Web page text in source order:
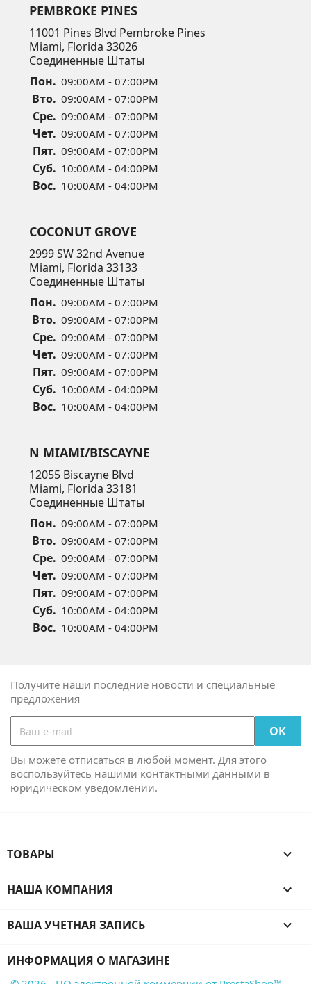
PEMBROKE PINES
11001 Pines Blvd Pembroke Pines
Miami, Florida 33026
Соединенные Штаты
Пон. 09:00AM - 07:00PM
Вто. 09:00AM - 07:00PM
Сре. 09:00AM - 07:00PM
Чет. 09:00AM - 07:00PM
Пят. 09:00AM - 07:00PM
Суб. 10:00AM - 04:00PM
Вос. 10:00AM - 04:00PM
COCONUT GROVE
2999 SW 32nd Avenue
Miami, Florida 33133
Соединенные Штаты
Пон. 09:00AM - 07:00PM
Вто. 09:00AM - 07:00PM
Сре. 09:00AM - 07:00PM
Чет. 09:00AM - 07:00PM
Пят. 09:00AM - 07:00PM
Суб. 10:00AM - 04:00PM
Вос. 10:00AM - 04:00PM
N MIAMI/BISCAYNE
12055 Biscayne Blvd
Miami, Florida 33181
Соединенные Штаты
Пон. 09:00AM - 07:00PM
Вто. 09:00AM - 07:00PM
Сре. 09:00AM - 07:00PM
Чет. 09:00AM - 07:00PM
Пят. 09:00AM - 07:00PM
Суб. 10:00AM - 04:00PM
Вос. 10:00AM - 04:00PM
Получите наши последние новости и специальные
предложения
Вы можете отписаться в любой момент. Для этого
воспользуйтесь нашими контактными данными в
юридическом уведомлении.
ТОВАРЫ 
НАША КОМПАНИЯ 
ВАША УЧЕТНАЯ ЗАПИСЬ 
ИНФОРМАЦИЯ О МАГАЗИНЕ